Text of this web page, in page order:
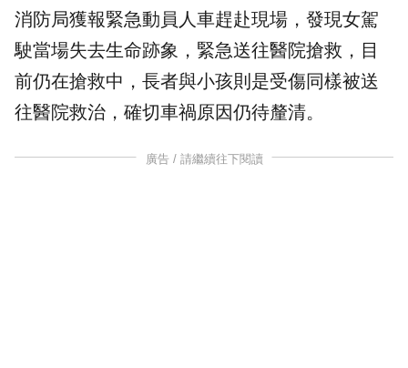
消防局獲報緊急動員人車趕赴現場，發現女駕
駛當場失去生命跡象，緊急送往醫院搶救，目
前仍在搶救中，長者與小孩則是受傷同樣被送
往醫院救治，確切車禍原因仍待釐清。
廣告 / 請繼續往下閱讀